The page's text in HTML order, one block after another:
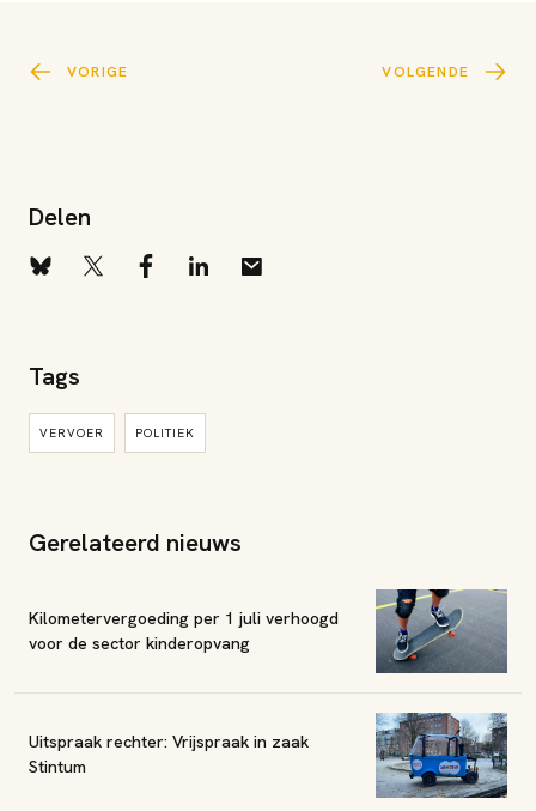
VORIGE VOLGENDE
Delen
Tags
VERVOER POLITIEK
Gerelateerd nieuws
Kilometervergoeding per 1 juli verhoogd
voor de sector kinderopvang
Uitspraak rechter: Vrijspraak in zaak
Stintum